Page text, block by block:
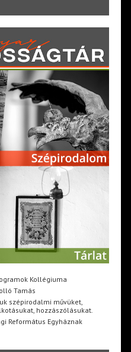
Kollégiuma
Tamás
szépirodalmi művüket,
hozzászólásukat.
Református Egyháznak